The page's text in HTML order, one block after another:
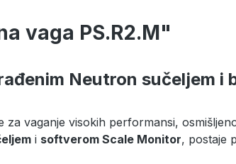
vaga PS.R2.M"
Neutron sučeljem
za vaganje visokih performansi,
i softverom Scale Monitor, postaje